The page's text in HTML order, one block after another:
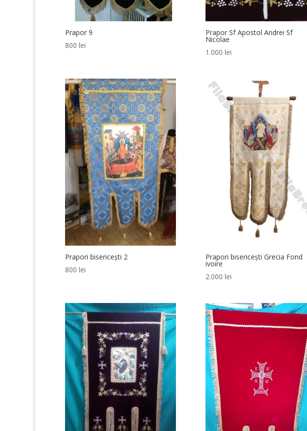
Prapor 9
800 lei
Prapor Sf Apostol Andrei Sf
Nicolae
1.000 lei
Prapori bisericești 2
800 lei
Prapori bisericești Grecia Fond
ivoire
2.000 lei